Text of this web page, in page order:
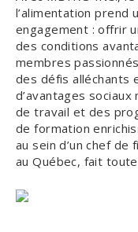
l’alimentation prend
engagement : offrir
des conditions
membres
des défis alléchants
d’avantages
de travail et des
de formation
au sein d’un chef de
au Québec, fait